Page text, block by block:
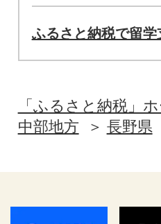
ふるさと納税で留学
「ふるさと納税」
中部地方
長野県